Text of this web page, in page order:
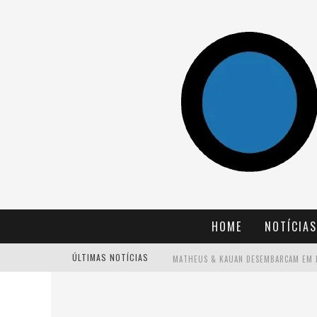
HOME NOTÍCIAS
ÚLTIMAS NOTÍCIAS